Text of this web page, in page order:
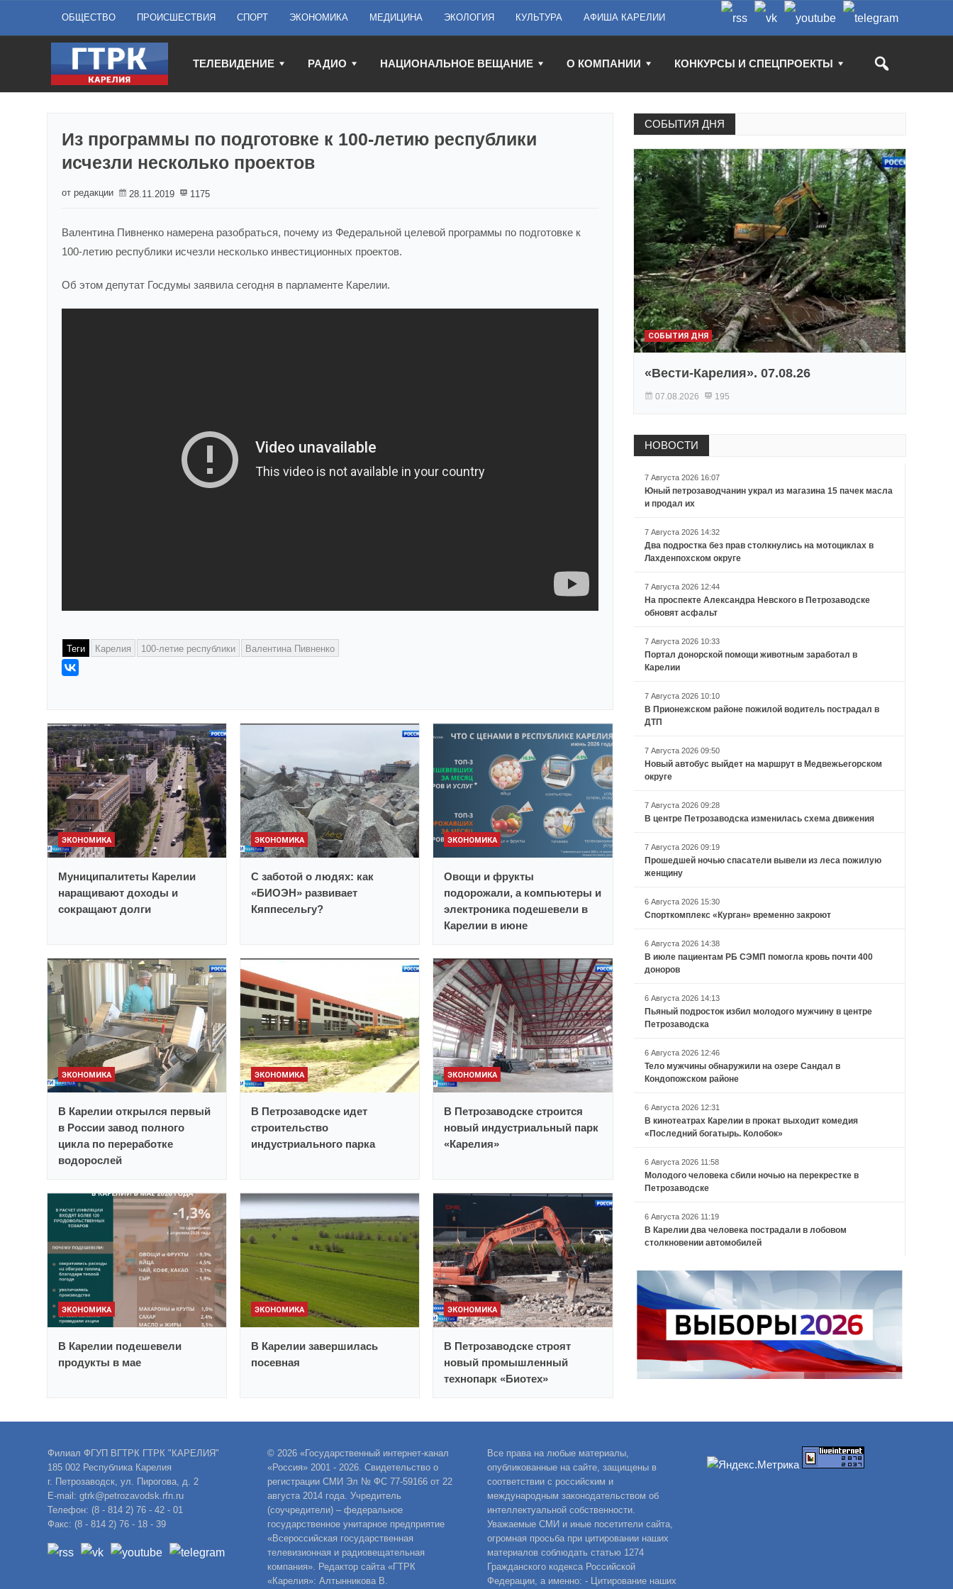
ОБЩЕСТВО ПРОИСШЕСТВИЯ СПОРТ ЭКОНОМИКА МЕДИЦИНА ЭКОЛОГИЯ КУЛЬТУРА АФИША КАРЕЛИИ
ТЕЛЕВИДЕНИЕ РАДИО НАЦИОНАЛЬНОЕ ВЕЩАНИЕ О КОМПАНИИ КОНКУРСЫ И СПЕЦПРОЕКТЫ
Из программы по подготовке к 100-летию республики
исчезли несколько проектов
от редакции 28.11.2019 1175
Валентина Пивненко намерена разобраться, почему из Федеральной целевой программы по подготовке к
100-летию республики исчезли несколько инвестиционных проектов.
Об этом депутат Госдумы заявила сегодня в парламенте Карелии.
Теги Карелия 100-летие республики Валентина Пивненко
ЭКОНОМИКА
Муниципалитеты Карелии
наращивают доходы и
сокращают долги
ЭКОНОМИКА
С заботой о людях: как
«БИОЭН» развивает
Кяппесельгу?
ЭКОНОМИКА
Овощи и фрукты
подорожали, а компьютеры и
электроника подешевели в
Карелии в июне
ЭКОНОМИКА
В Карелии открылся первый
в России завод полного
цикла по переработке
водорослей
ЭКОНОМИКА
В Петрозаводске идет
строительство
индустриального парка
ЭКОНОМИКА
В Петрозаводске строится
новый индустриальный парк
«Карелия»
ЭКОНОМИКА
В Карелии подешевели
продукты в мае
ЭКОНОМИКА
В Карелии завершилась
посевная
ЭКОНОМИКА
В Петрозаводске строят
новый промышленный
технопарк «Биотех»
СОБЫТИЯ ДНЯ
СОБЫТИЯ ДНЯ
«Вести-Карелия». 07.08.26
07.08.2026 195
НОВОСТИ
7 Августа 2026 16:07
Юный петрозаводчанин украл из магазина 15 пачек масла
и продал их
7 Августа 2026 14:32
Два подростка без прав столкнулись на мотоциклах в
Лахденпохском округе
7 Августа 2026 12:44
На проспекте Александра Невского в Петрозаводске
обновят асфальт
7 Августа 2026 10:33
Портал донорской помощи животным заработал в
Карелии
7 Августа 2026 10:10
В Прионежском районе пожилой водитель пострадал в
ДТП
7 Августа 2026 09:50
Новый автобус выйдет на маршрут в Медвежьегорском
округе
7 Августа 2026 09:28
В центре Петрозаводска изменилась схема движения
7 Августа 2026 09:19
Прошедшей ночью спасатели вывели из леса пожилую
женщину
6 Августа 2026 15:30
Спорткомплекс «Курган» временно закроют
6 Августа 2026 14:38
В июле пациентам РБ СЭМП помогла кровь почти 400
доноров
6 Августа 2026 14:13
Пьяный подросток избил молодого мужчину в центре
Петрозаводска
6 Августа 2026 12:46
Тело мужчины обнаружили на озере Сандал в
Кондопожском районе
6 Августа 2026 12:31
В кинотеатрах Карелии в прокат выходит комедия
«Последний богатырь. Колобок»
6 Августа 2026 11:58
Молодого человека сбили ночью на перекрестке в
Петрозаводске
6 Августа 2026 11:19
В Карелии два человека пострадали в лобовом
столкновении автомобилей
Филиал ФГУП ВГТРК ГТРК "КАРЕЛИЯ"
185 002 Республика Карелия
г. Петрозаводск, ул. Пирогова, д. 2
E-mail: gtrk@petrozavodsk.rfn.ru
Телефон: (8 - 814 2) 76 - 42 - 01
Факс: (8 - 814 2) 76 - 18 - 39
© 2026 «Государственный интернет-канал
«Россия» 2001 - 2026. Свидетельство о
регистрации СМИ Эл № ФС 77-59166 от 22
августа 2014 года. Учредитель
(соучредители) – федеральное
государственное унитарное предприятие
«Всероссийская государственная
телевизионная и радиовещательная
компания». Редактор сайта «ГТРК
«Карелия»: Алтынникова В.
Все права на любые материалы,
опубликованные на сайте, защищены в
соответствии с российским и
международным законодательством об
интеллектуальной собственности.
Уважаемые СМИ и иные посетители сайта,
огромная просьба при цитировании наших
материалов соблюдать статью 1274
Гражданского кодекса Российской
Федерации, а именно: - Цитирование наших